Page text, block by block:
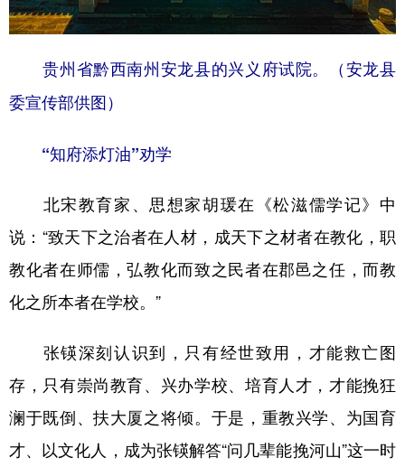
贵州省黔西南州安龙县的兴义府试院。（安龙县
委宣传部供图）
“知府添灯油”劝学
北宋教育家、思想家胡瑗在《松滋儒学记》中
说：“致天下之治者在人材，成天下之材者在教化，职
教化者在师儒，弘教化而致之民者在郡邑之任，而教
化之所本者在学校。”
张锳深刻认识到，只有经世致用，才能救亡图
存，只有崇尚教育、兴办学校、培育人才，才能挽狂
澜于既倒、扶大厦之将倾。于是，重教兴学、为国育
才、以文化人，成为张锳解答“问几辈能挽河山”这一时